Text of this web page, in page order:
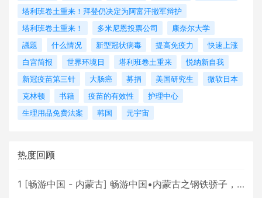
塔利班卷土重来！拜登仍决定为阿富汗撤军辩护
塔利班卷土重来！
多米尼恩投票公司
康奈尔大学
議題
什么情况 新型冠状病毒 提高免疫力
快速上涨
白宫简报
世界环境日 塔利班卷土重来
悦纳新自我
新冠疫苗第三针
大肠癌 募捐 美国研究生
微软日本
克林顿
书籍 疫苗的有效性
护理中心
生理用品免费法案
韩国 元宇宙
热度回顾
1 [畅游中国 - 内蒙古] 畅游中国•内蒙古之钢铁骄子，魅力包头